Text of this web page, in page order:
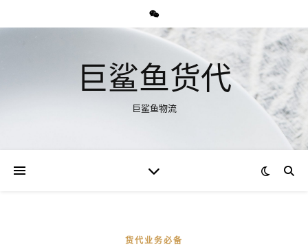
巨鲨鱼货代
巨鲨鱼物流
货代业务必备